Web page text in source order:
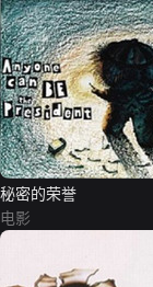
秘密的荣誉
电影